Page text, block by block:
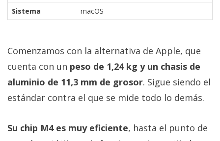
Sistema
macOS
Comenzamos con la alternativa de Apple, que
cuenta con un peso de 1,24 kg y un chasis de
aluminio de 11,3 mm de grosor. Sigue siendo el
estándar contra el que se mide todo lo demás.
Su chip M4 es muy eficiente, hasta el punto de